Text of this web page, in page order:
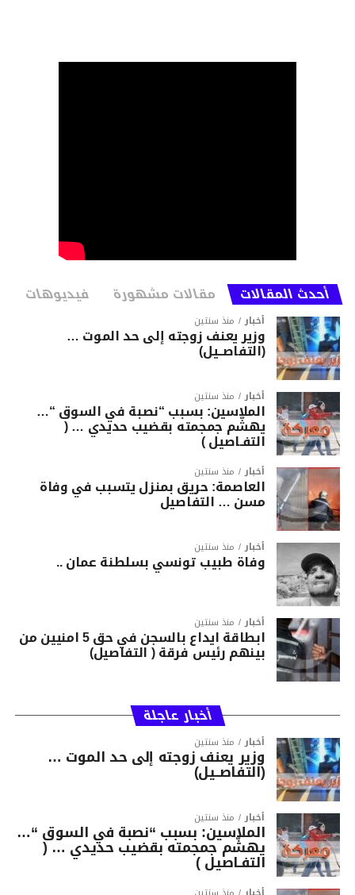
أحدث المقالات مقالات مشهورة فيديوهات
أخبار منذ سنتين
وزير يعنف زوجته إلى حد الموت …
(التفاصــيل)
أخبار منذ سنتين
الملاسين: بسبب “نصبة في السوق “…
يهشّم جمجمته بقضيب حديدي … (
التفـاصيل )
أخبار منذ سنتين
العاصمة: حريق بمنزل يتسبب في وفاة
مسن … التفاصيل
أخبار منذ سنتين
وفاة طبيب تونسي بسلطنة عمان ..
أخبار منذ سنتين
ابطاقة ايداع بالسجن في حق 5 امنيين من
بينهم رئيس فرقة ( التفاصيل)
أخبار عاجلة
أخبار منذ سنتين
وزير يعنف زوجته إلى حد الموت …
(التفاصــيل)
أخبار منذ سنتين
الملاسين: بسبب “نصبة في السوق “…
يهشّم جمجمته بقضيب حديدي … (
التفـاصيل )